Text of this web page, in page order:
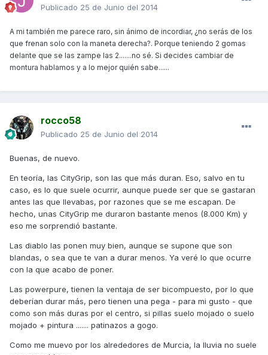
Publicado 25 de Junio del 2014
A mi también me parece raro, sin ánimo de incordiar, ¿no serás de los
que frenan solo con la maneta derecha?. Porque teniendo 2 gomas
delante que se las zampe las 2.......no sé. Si decides cambiar de
montura hablamos y a lo mejor quién sabe......
rocco58
Publicado 25 de Junio del 2014
Buenas, de nuevo.
En teoría, las CityGrip, son las que más duran. Eso, salvo en tu
caso, es lo que suele ocurrir, aunque puede ser que se gastaran
antes las que llevabas, por razones que se me escapan. De
hecho, unas CityGrip me duraron bastante menos (8.000 Km) y
eso me sorprendió bastante.
Las diablo las ponen muy bien, aunque se supone que son
blandas, o sea que te van a durar menos. Ya veré lo que ocurre
con la que acabo de poner.
Las powerpure, tienen la ventaja de ser bicompuesto, por lo que
deberían durar más, pero tienen una pega - para mi gusto - que
como son más duras por el centro, si pillas suelo mojado o suelo
mojado + pintura ....... patinazos a gogo.
Como me muevo por los alrededores de Murcia, la lluvia no suele